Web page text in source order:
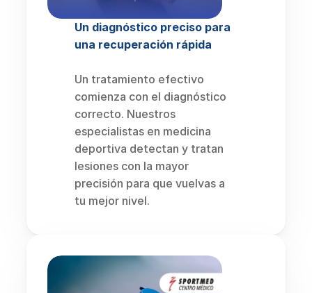
Un diagnóstico preciso para
una recuperación rápida
Un tratamiento efectivo
comienza con el diagnóstico
correcto. Nuestros
especialistas en medicina
deportiva detectan y tratan
lesiones con la mayor
precisión para que vuelvas a
tu mejor nivel.